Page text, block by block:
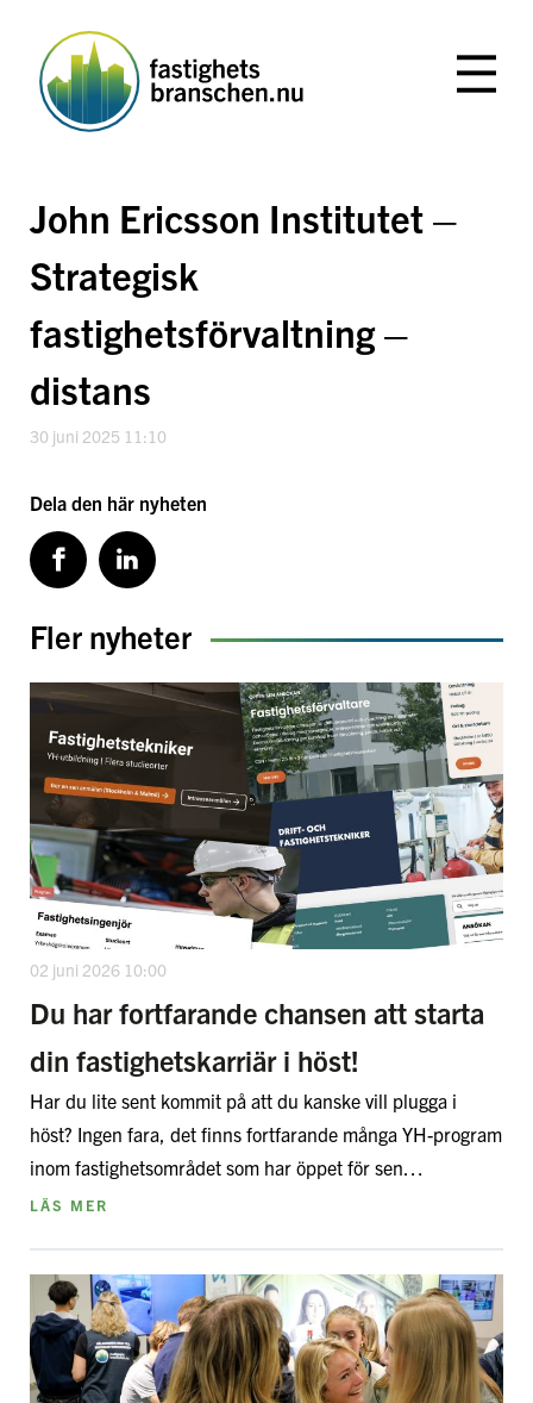
innehåll
John Ericsson Institutet –
Strategisk
fastighetsförvaltning –
distans
30 juni 2025 11:10
Dela den här nyheten
Fler nyheter
02 juni 2026 10:00
Du har fortfarande chansen att starta
din fastighetskarriär i höst!
Har du lite sent kommit på att du kanske vill plugga i
höst? Ingen fara, det finns fortfarande många YH-program
inom fastighetsområdet som har öppet för sen…
LÄS MER